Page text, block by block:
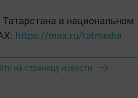
в национальном
https://max.ru/tatmedia
на страницу новости